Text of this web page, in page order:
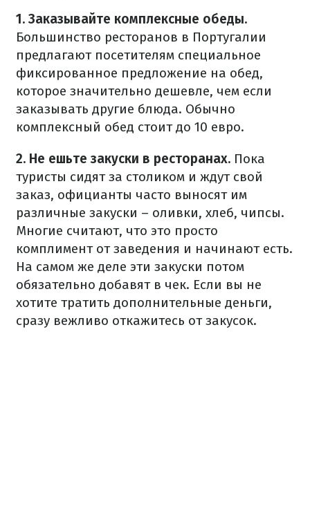
1. Заказывайте комплексные обеды.
Большинство ресторанов в Португалии
предлагают посетителям специальное
фиксированное предложение на обед,
которое значительно дешевле, чем если
заказывать другие блюда. Обычно
комплексный обед стоит до 10 евро.
2. Не ешьте закуски в ресторанах. Пока
туристы сидят за столиком и ждут свой
заказ, официанты часто выносят им
различные закуски – оливки, хлеб, чипсы.
Многие считают, что это просто
комплимент от заведения и начинают есть.
На самом же деле эти закуски потом
обязательно добавят в чек. Если вы не
хотите тратить дополнительные деньги,
сразу вежливо откажитесь от закусок.